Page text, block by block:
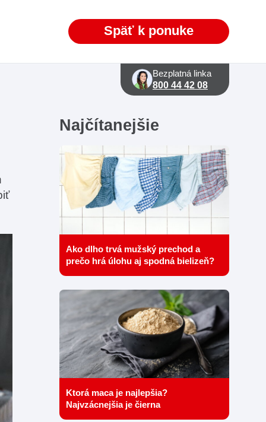
Späť k ponuke
Bezplatná linka
800 44 42 08
Najčítanejšie
Ako dlho trvá mužský prechod a
prečo hrá úlohu aj spodná bielizeň?
Ktorá maca je najlepšia?
Najvzácnejšia je čierna